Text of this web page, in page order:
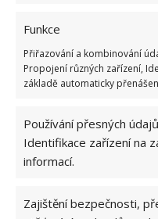
Funkce
Přiřazování a kombinování
Propojení různých zařízení,
základě automaticky
Používání přesných
Identifikace zařízení na
informací.
Zajištění bezpečnosti,